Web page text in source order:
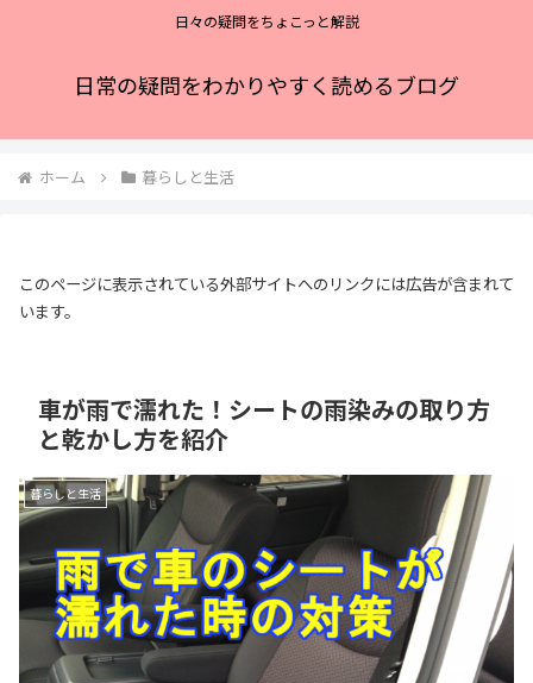
日々の疑問をちょこっと解説
日常の疑問をわかりやすく読めるブログ
ホーム 暮らしと生活
このページに表示されている外部サイトへのリンクには広告が含まれて
います。
車が雨で濡れた！シートの雨染みの取り方
と乾かし方を紹介
暮らしと生活